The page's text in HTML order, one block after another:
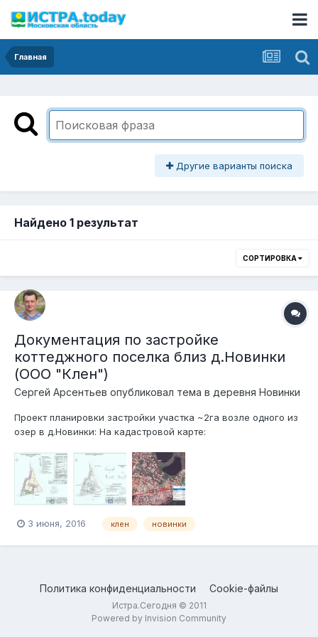
Главная
Другие варианты поиска
Найдено 1 результат
СОРТИРОВКА
Документация по застройке
коттеджного поселка близ д.Новинки
(ООО "Клен")
Сергей Арсентьев опубликовал тема в деревня Новинки
Проект планировки застройки участка ~2га возле одного из
озер в д.Новинки: На кадастровой карте:
62017&z=16&text=50%3A08%3A0050251%3A6&type=1&app=se
arch&opened=1 Планируется 8 участков с домами. Строит
ООО "Клен" (ОГРН 10250018...
3 июня, 2016 клен новинки
Политика конфиденциальности Cookie-файлы
Истра.Сегодня © 2011
Powered by Invision Community